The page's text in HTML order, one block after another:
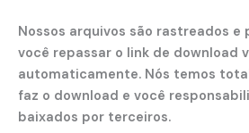
Nossos arquivos são rastreados e
você repassar o link de download
automaticamente. Nós temos
faz o download e você
baixados por terceiros.